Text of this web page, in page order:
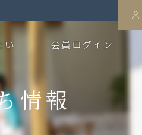
い 会員ログイン
情報